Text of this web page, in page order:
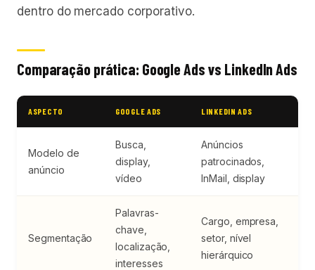
dentro do mercado corporativo.
Comparação prática: Google Ads vs LinkedIn Ads
ASPECTO GOOGLE ADS LINKEDIN ADS
Modelo de
anúncio
Busca,
display,
vídeo
Anúncios
patrocinados,
InMail, display
Segmentação
Palavras-
chave,
localização,
interesses
Cargo, empresa,
setor, nível
hierárquico